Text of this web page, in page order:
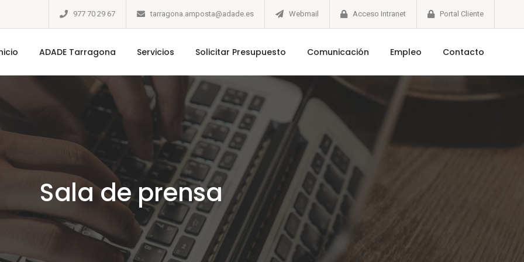
977 70 29 67 tarragona.amposta@adade.es Webmail Acceso Intranet Portal Cliente
ADADE Tarragona Servicios Solicitar Presupuesto Comunicación Empleo Contacto
Sala de prensa